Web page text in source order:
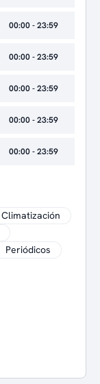
00:00 - 23:59
00:00 - 23:59
00:00 - 23:59
00:00 - 23:59
00:00 - 23:59
Climatización
Periódicos